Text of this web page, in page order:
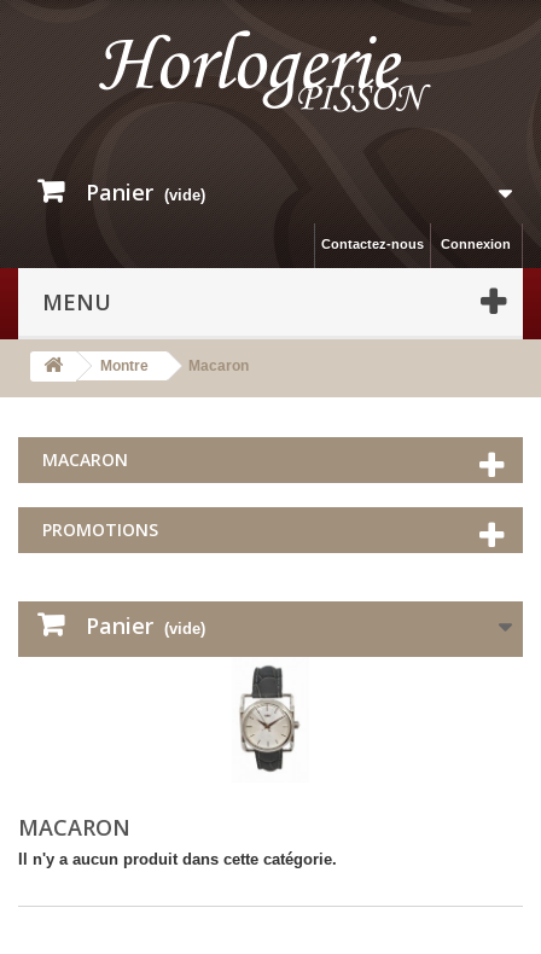
Panier (vide)
Connexion
Contactez-nous
MENU
Montre Macaron
MACARON
PROMOTIONS
Panier (vide)
MACARON
Il n'y a aucun produit dans cette catégorie.